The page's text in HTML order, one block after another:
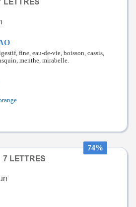
fine, eau-de-vie, boisson, cassis,
menthe, mirabelle.
74%